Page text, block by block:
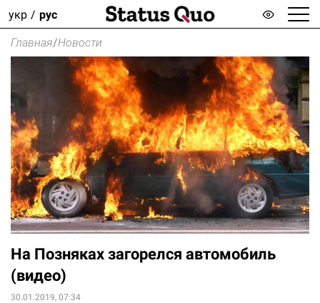
укр рус
Главная/Новости
На Позняках загорелся автомобиль
(видео)
30.01.2019, 07:34